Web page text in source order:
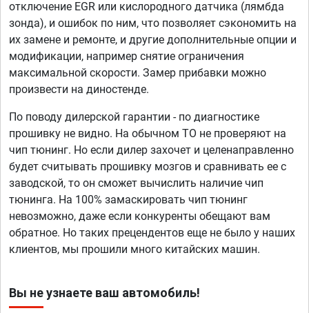
отключение EGR или кислородного датчика (лямбда
зонда), и ошибок по ним, что позволяет сэкономить на
их замене и ремонте, и другие дополнительные опции и
модификации, например снятие ограничения
максимальной скорости. Замер прибавки можно
произвести на диностенде.
По поводу дилерской гарантии - по диагностике
прошивку не видно. На обычном ТО не проверяют на
чип тюнинг. Но если дилер захочет и целенаправленно
будет считывать прошивку мозгов и сравнивать ее с
заводской, то он сможет вычислить наличие чип
тюнинга. На 100% замаскировать чип тюнинг
невозможно, даже если конкуренты обещают вам
обратное. Но таких прецендентов еще не было у наших
клиентов, мы прошили много китайских машин.
Вы не узнаете ваш автомобиль!